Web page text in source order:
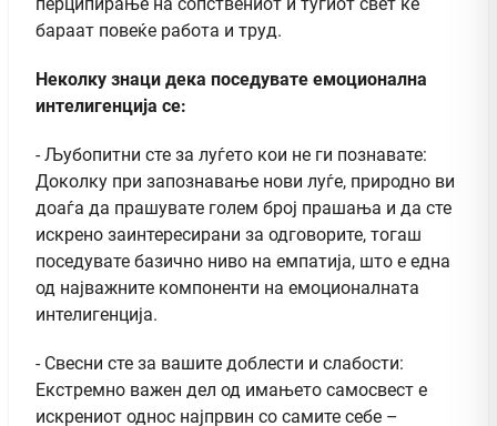
бараат повеќе работа и труд.
Неколку знаци дека поседувате емоционална
интелигенција се:
- Љубопитни сте за луѓето кои не ги познавате:
Доколку при запознавање нови луѓе, природно ви
доаѓа да прашувате голем број прашања и да сте
искрено заинтересирани за одговорите, тогаш
поседувате базично ниво на емпатија, што е една
од најважните компоненти на емоционалната
интелигенција.
- Свесни сте за вашите доблести и слабости:
Екстремно важен дел од имањето самосвест е
искрениот однос најпрвин со самите себе –